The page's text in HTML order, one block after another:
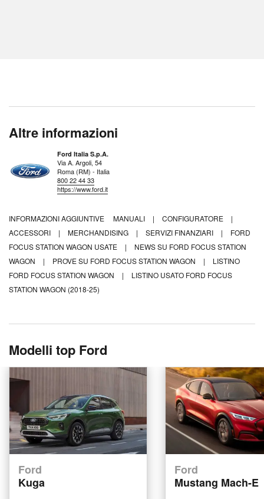
Altre informazioni
Ford Italia S.p.A.
Via A. Argoli, 54
Roma (RM) - Italia
800 22 44 33
https://www.ford.it
INFORMAZIONI AGGIUNTIVE MANUALI | CONFIGURATORE
|
ACCESSORI
| MERCHANDISING | SERVIZI FINANZIARI |
FORD
FOCUS STATION WAGON USATE
|
NEWS SU FORD FOCUS STATION
WAGON
| PROVE SU FORD FOCUS STATION WAGON |
LISTINO
FORD FOCUS STATION WAGON
|
LISTINO USATO FORD FOCUS
STATION WAGON (2018-25)
Modelli top Ford
Ford
Kuga
Ford
Mustang Mach-E